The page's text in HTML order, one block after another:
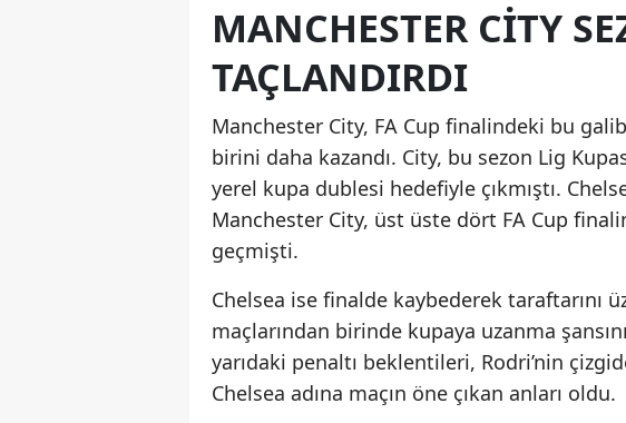
MANCHESTER CITY
TAÇLANDIRDI
Manchester City, FA Cup finalindeki bu
birini daha kazandı. City, bu sezon Lig
yerel kupa dublesi hedefiyle çıkmıştı.
Manchester City, üst üste dört FA Cup
geçmişti.
Chelsea ise finalde kaybederek taraftarını
maçlarından birinde kupaya uzanma
yarıdaki penaltı beklentileri, Rodri’nin
Chelsea adına maçın öne çıkan anları oldu.